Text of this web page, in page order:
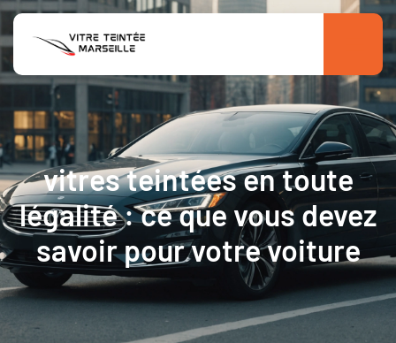
vitres teintées en toute
légalité : ce que vous devez
savoir pour votre voiture